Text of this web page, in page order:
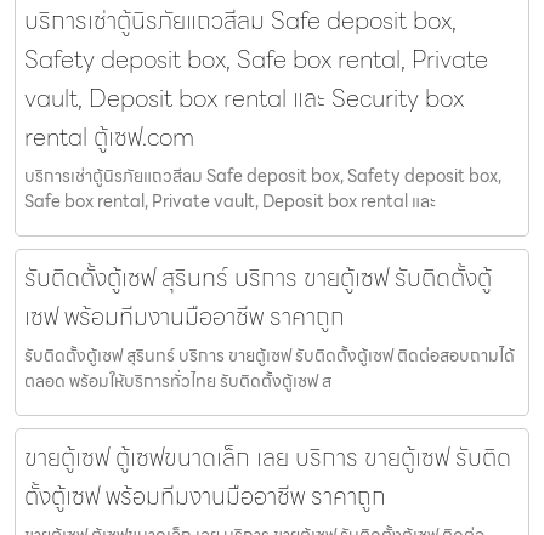
บริการเช่าตู้นิรภัยแถวสีลม Safe deposit box,
Safety deposit box, Safe box rental, Private
vault, Deposit box rental และ Security box
rental ตู้เซฟ.com
บริการเช่าตู้นิรภัยแถวสีลม Safe deposit box, Safety deposit box,
Safe box rental, Private vault, Deposit box rental และ
รับติดตั้งตู้เซฟ สุรินทร์ บริการ ขายตู้เซฟ รับติดตั้งตู้
เซฟ พร้อมทีมงานมืออาชีพ ราคาถูก
รับติดตั้งตู้เซฟ สุรินทร์ บริการ ขายตู้เซฟ รับติดตั้งตู้เซฟ ติดต่อสอบถามได้
ตลอด พร้อมให้บริการทั่วไทย รับติดตั้งตู้เซฟ ส
ขายตู้เซฟ ตู้เซฟขนาดเล็ก เลย บริการ ขายตู้เซฟ รับติด
ตั้งตู้เซฟ พร้อมทีมงานมืออาชีพ ราคาถูก